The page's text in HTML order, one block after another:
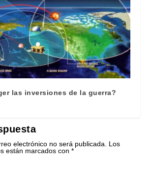
las inversiones de la guerra?
electrónico no será publicada. Los
están marcados con*